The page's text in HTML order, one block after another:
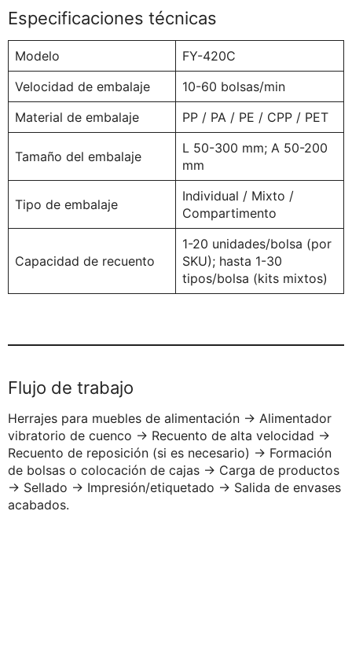
Especificaciones técnicas
Modelo
FY-420C
Velocidad de embalaje
10-60 bolsas/min
Material de embalaje
PP / PA / PE / CPP / PET
Tamaño del embalaje
L 50-300 mm; A 50-200
mm
Tipo de embalaje
Individual / Mixto /
Compartimento
Capacidad de recuento
1-20 unidades/bolsa (por
SKU); hasta 1-30
tipos/bolsa (kits mixtos)
Flujo de trabajo
Herrajes para muebles de alimentación → Alimentador
vibratorio de cuenco → Recuento de alta velocidad →
Recuento de reposición (si es necesario) → Formación
de bolsas o colocación de cajas → Carga de productos
→ Sellado → Impresión/etiquetado → Salida de envases
acabados.